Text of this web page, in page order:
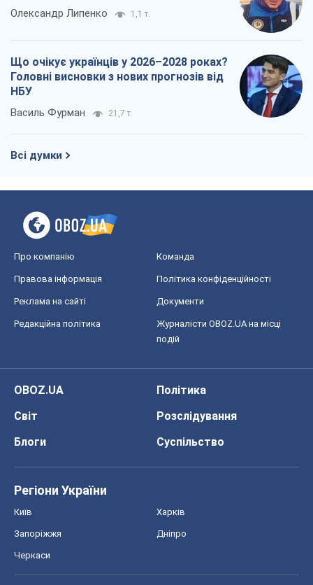
Олександр Липенко 1,1 т.
Що очікує українців у 2026–2028 роках?
Головні висновки з нових прогнозів від
НБУ
Василь Фурман 21,7 т.
Всі думки
Про компанію Команда
Правова інформація Політика конфіденційності
Реклама на сайті Документи
Редакційна політика
Журналісти OBOZ.UA на місці
подій
OBOZ.UA
Політика
Світ
Розслідування
Блоги
Суспільство
Регіони України
Київ Харків
Запоріжжя Дніпро
Черкаси